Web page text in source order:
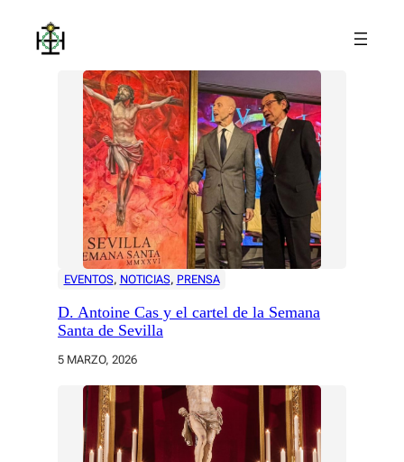
contenido
EVENTOS, NOTICIAS, PRENSA
D. Antoine Cas y el cartel de la Semana
Santa de Sevilla
5 MARZO, 2026